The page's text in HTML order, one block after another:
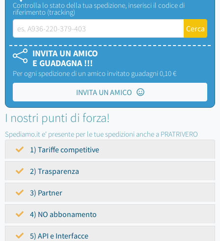
Controlla lo stato della tua spedizione, inserisci il codice di
riferimento (tracking)
INVITA UN AMICO
E GUADAGNA !!!
Per ogni spedizione di un amico invitato guadagni 0,10 €
INVITA UN AMICO
I nostri punti di forza!
Spediamo.it e' presente per le tue spedizioni anche a PRATRIVERO
1) Tariffe competitive
2) Trasparenza
3) Partner
4) NO abbonamento
5) API e Interfacce